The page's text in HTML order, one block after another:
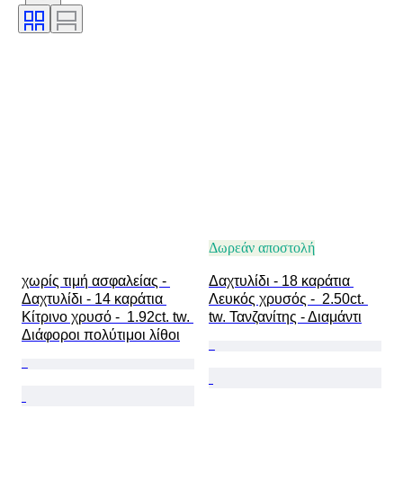
Καθαρότητα
Ακριβές χρώμα
χωρίς τιμή ασφαλείας -
Δαχτυλίδι - 14 καράτια
Κίτρινο χρυσό -  1.92ct. tw.
Διάφοροι πολύτιμοι λίθοι
Δωρεάν αποστολή
Δαχτυλίδι - 18 καράτια
Λευκός χρυσός -  2.50ct.
tw. Τανζανίτης - Διαμάντι